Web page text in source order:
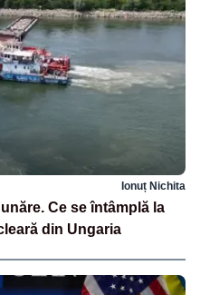
Ionuț Nichita
Ce se întâmplă la
din Ungaria